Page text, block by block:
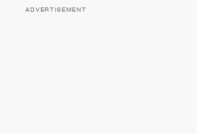
ADVERTISEMENT